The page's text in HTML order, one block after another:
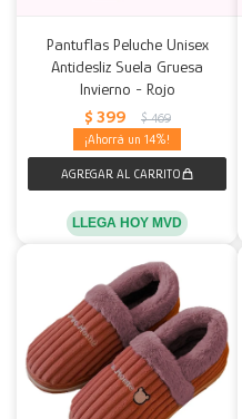
Pantuflas Peluche Unisex
Antidesliz Suela Gruesa
Invierno - Rojo
$ 399 $ 469
14
LLEGA HOY MVD